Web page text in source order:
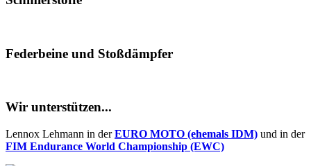
Federbeine und Stoßdämpfer
Wir unterstützen...
Lennox Lehmann in derEURO MOTO (ehemals IDM) und in der
FIM Endurance World Championship (EWC)